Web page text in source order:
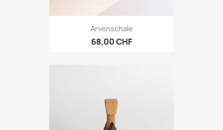
Arvenschale
68,00 CHF